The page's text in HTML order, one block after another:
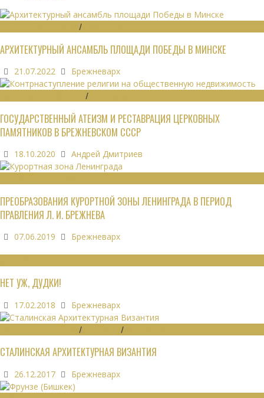
/
АРХИТЕКТУРНЫЙ АНСАМБЛЬ ПЛОЩАДИ ПОБЕДЫ В МИНСКЕ
21.07.2022 Брежневарх
/
ГОСУДАРСТВЕННЫЙ АТЕИЗМ И РЕСТАВРАЦИЯ ЦЕРКОВНЫХ
ПАМЯТНИКОВ В БРЕЖНЕВСКОМ СССР
18.10.2020 Андрей Дмитриев
ПРЕОБРАЗОВАНИЯ КУРОРТНОЙ ЗОНЫ ЛЕНИНГРАДА В ПЕРИОД
ПРАВЛЕНИЯ Л. И. БРЕЖНЕВА
07.06.2019 Брежневарх
НЕТ УЖ, ДУДКИ!
17.02.2018 Брежневарх
/ /
СТАЛИНСКАЯ АРХИТЕКТУРНАЯ ВИЗАНТИЯ
26.12.2017 Брежневарх